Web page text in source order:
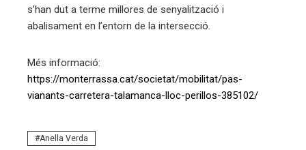
s’han dut a terme millores de senyalització i
abalisament en l’entorn de la intersecció.
Més informació:
https://monterrassa.cat/societat/mobilitat/pas-
vianants-carretera-talamanca-lloc-perillos-385102/
Anella Verda